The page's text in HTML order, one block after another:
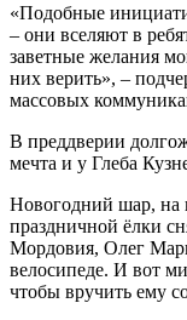
«Подобные
– они вселяют в
заветные желания
них верить», –
массовых
В преддверии
мечта и у Глеба
Новогодний шар, на
праздничной ёлки
Мордовия, Олег
велосипеде. И вот
чтобы вручить ему